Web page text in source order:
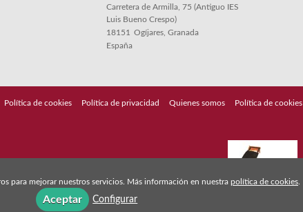
Carretera de Armilla, 75 (Antiguo IES
Luis Bueno Crespo)
18151 Ogíjares, Granada
España
Política de cookies Política de privacidad Quienes somos Política de cookies
para mejorar nuestros servicios. Más información en nuestra política de cookies
Aceptar Configurar